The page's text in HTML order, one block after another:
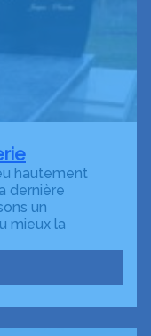
hautement
dernière
un
mieux la